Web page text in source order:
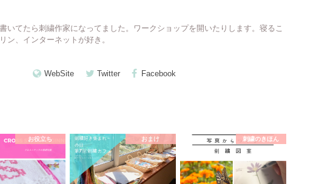
いてたら刺繍作家になってました。ワークショップを開いたりします。寝るこ
ン、インターネットが好き。
WebSite Twitter Facebook
お役立ち おまけ 刺繍のきほん